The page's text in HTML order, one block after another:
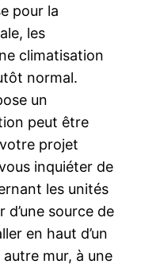
pour la
les
climatisation
normal.
un
peut être
projet
inquiéter de
les unités
source de
en haut d’un
mur, à une